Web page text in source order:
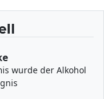
wurde der Alkohol